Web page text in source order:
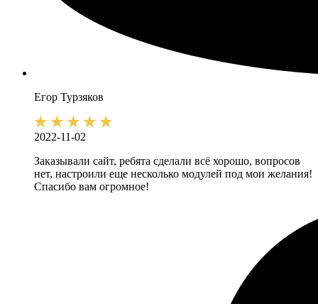
Егор Турзяков
2022-11-02
Заказывали сайт, ребята сделали всё хорошо, вопросов
нет, настроили еще несколько модулей под мои желания!
Спасибо вам огромное!